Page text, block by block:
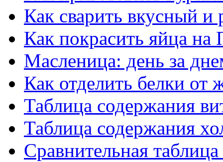
Как сварить вкусный и
Как покрасить яйца на
Масленица: день за
Как отделить белки от
Таблица содержания
Таблица содержания
Сравнительная